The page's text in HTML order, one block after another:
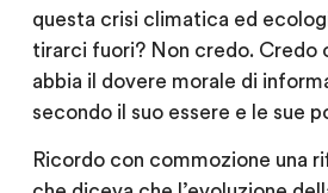
questa crisi climatica ed
tirarci fuori? Non credo. Credo
abbia il dovere morale di
secondo il suo essere e le sue
Ricordo con commozione una